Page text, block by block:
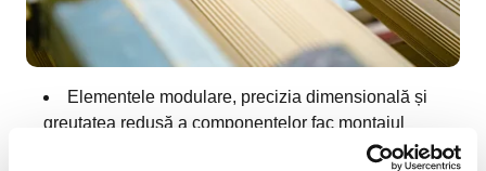
Elementele modulare, precizia dimensională și
greutatea redusă a componentelor fac montajul
simplu, rapid și intuitiv - exact cum ar trebui să fie o